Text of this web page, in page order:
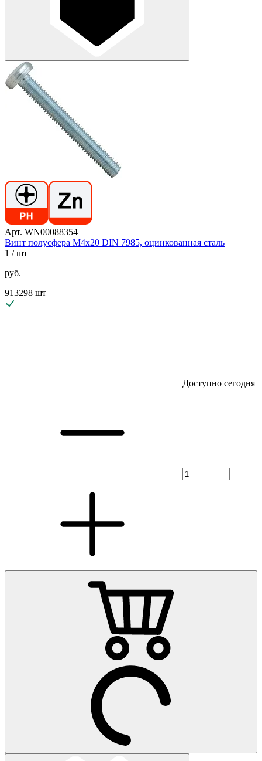
Арт. WN00088354
Винт полусфера М4х20 DIN 7985, оцинкованная сталь
1 / шт
руб.
913298 шт
Доступно сегодня